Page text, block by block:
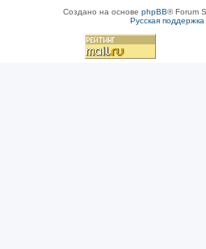
Создано на основе phpBB® Forum
Русская